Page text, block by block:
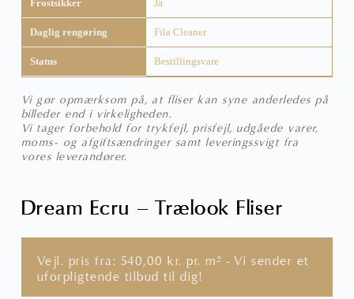
Frostsikker Ja
Daglig rengøring Fila Cleaner
Status Bestillingsvare
Vi gør opmærksom på, at fliser kan syne anderledes på
billeder end i virkeligheden.
Vi tager forbehold for trykfejl, prisfejl, udgåede varer,
moms- og afgiftsændringer samt leveringssvigt fra
vores leverandører.
Dream Ecru – Trælook Fliser
Vejl. pris fra: 540,00kr. pr. m² - Vi sender et
uforpligtende tilbud til dig!